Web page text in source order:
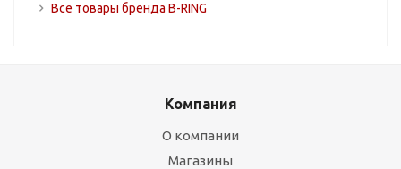
Все товары бренда B-RING
Компания
О компании
Магазины